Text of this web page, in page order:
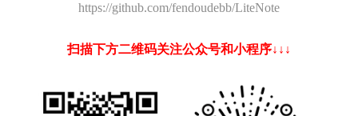
https://github.com/fendoudebb/LiteNote
扫描下方二维码关注公众号和小程序↓↓↓